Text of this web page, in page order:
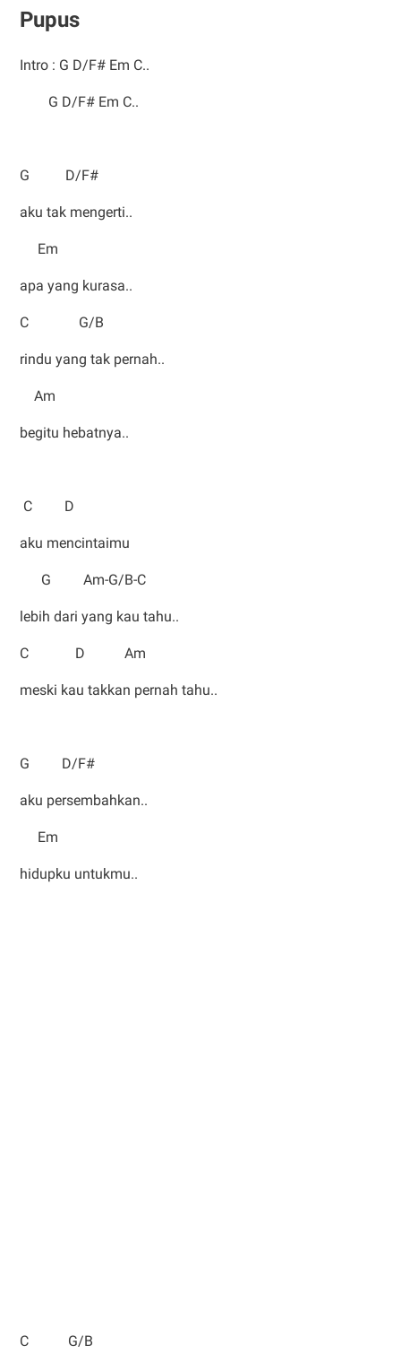
Pupus
Intro : G D/F# Em C..
G D/F# Em C..
G D/F#
aku tak mengerti..
Em
apa yang kurasa..
C G/B
rindu yang tak pernah..
Am
begitu hebatnya..
C D
aku mencintaimu
G Am-G/B-C
lebih dari yang kau tahu..
C D Am
meski kau takkan pernah tahu..
G D/F#
aku persembahkan..
Em
hidupku untukmu..
C G/B